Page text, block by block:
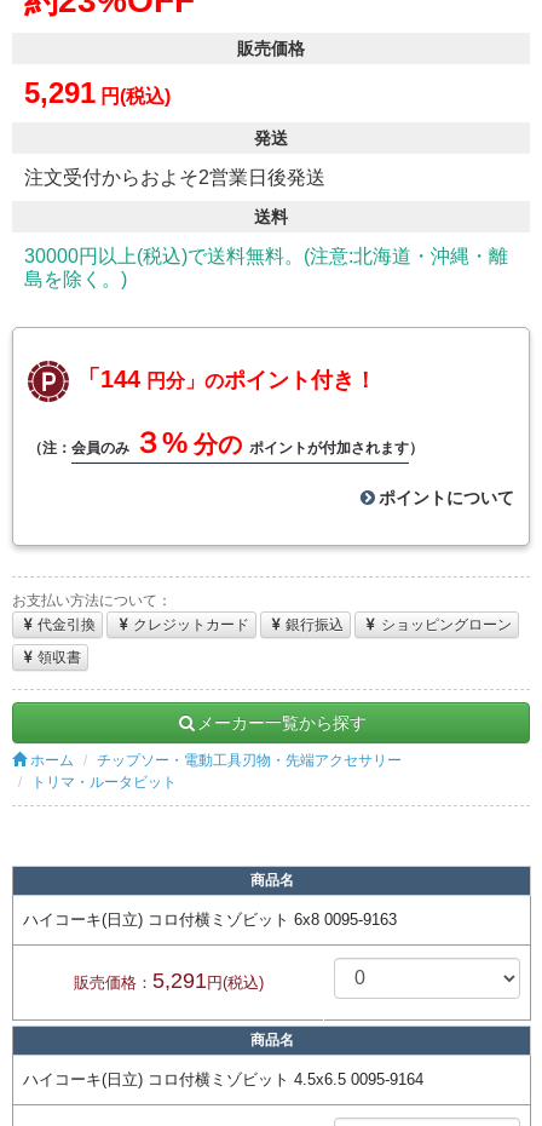
販売価格
5,291 円(税込)
発送
注文受付からおよそ2営業日後発送
送料
30000円以上(税込)で送料無料。(注意:北海道・沖縄・離
島を除く。)
「144 円分」のポイント付き！
（注： 会員のみ ３% 分の ポイントが付加されます）
ポイントについて
お支払い方法について：
代金引換
クレジットカード 銀行振込
ショッピングローン
領収書
メーカー一覧から探す
ホーム
チップソー・電動工具刃物・先端アクセサリー
トリマ・ルータビット
商品名
ハイコーキ(日立) コロ付横ミゾビット 6x8 0095-9163
販売価格： 5,291 円(税込)
商品名
ハイコーキ(日立) コロ付横ミゾビット 4.5x6.5 0095-9164